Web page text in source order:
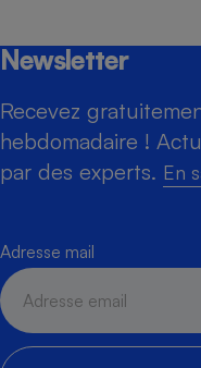
Newsletter
Recevez
hebdomadaire !
par des experts. En
Adresse mail